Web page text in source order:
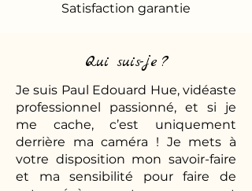
Satisfaction garantie
Qui suis-je ?
Je suis Paul Edouard Hue, vidéaste
professionnel passionné, et si je
me cache, c’est uniquement
derrière ma caméra ! Je mets à
votre disposition mon savoir-faire
et ma sensibilité pour faire de